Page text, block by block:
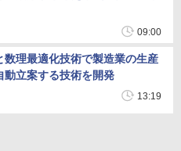
09:00
数理最適化技術で製造業の生産
動立案する技術を開発
13:19